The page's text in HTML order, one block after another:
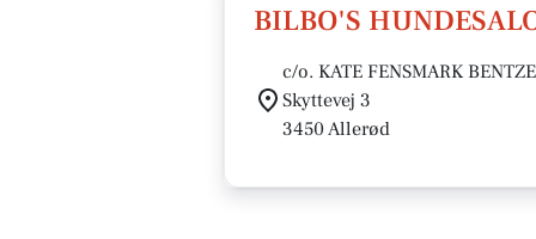
BILBO'S
c/o. KATE FENSMARK
Skyttevej 3
3450 Allerød